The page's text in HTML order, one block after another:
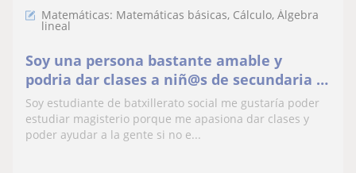
Matemáticas: Matemáticas básicas, Cálculo, Álgebra
lineal
Soy una persona bastante amable y
podria dar clases a niñ@s de secundaria o
primaria sobre matemáticas y inglés
Soy estudiante de batxillerato social me gustaría poder
estudiar magisterio porque me apasiona dar clases y
poder ayudar a la gente si no e...